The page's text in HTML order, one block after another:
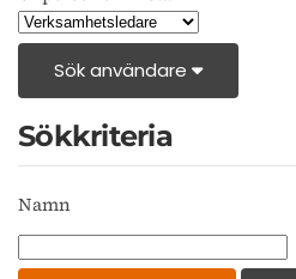
Sök användare
Sökkriteria
Namn